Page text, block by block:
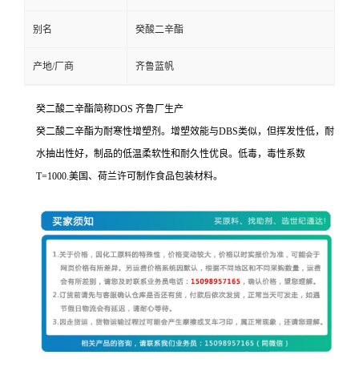
别名 癸酸二辛酯
产地/厂商 齐鲁蓝帆
癸二酸二辛酯简称DOS 齐鲁厂生产
癸二酸二辛酯为耐寒性增塑剂。增塑效能与DBS类似，但挥发性低，耐
水抽出性好，制品的低温柔软性和耐久性优良。低毒，毒性系数
T=1000.美国、荷兰许可制作食品包装材料。